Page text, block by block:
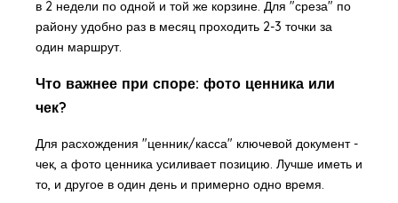
в 2 недели по одной и той же корзине. Для "среза" по
району удобно раз в месяц проходить 2-3 точки за
один маршрут.
Что важнее при споре: фото ценника или
чек?
Для расхождения "ценник/касса" ключевой документ -
чек, а фото ценника усиливает позицию. Лучше иметь и
то, и другое в один день и примерно одно время.